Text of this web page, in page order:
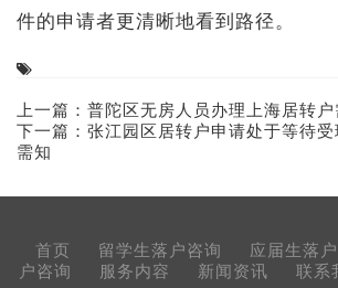
件的申请者更清晰地看到路径。
上一篇： 普陀区无房人员办理上海居转户
下一篇： 张江园区居转户申请处于等待
需知
首页 留学生落户咨询 应届生落
户咨询
服务内容 新闻资讯 联系